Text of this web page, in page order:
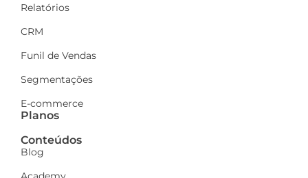
Relatórios
CRM
Funil de Vendas
Segmentações
E-commerce
Planos
Conteúdos
Blog